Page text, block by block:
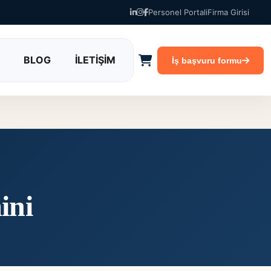
Personel PortaliFirma Girisi
BLOG İLETİŞİM İş başvuru formu